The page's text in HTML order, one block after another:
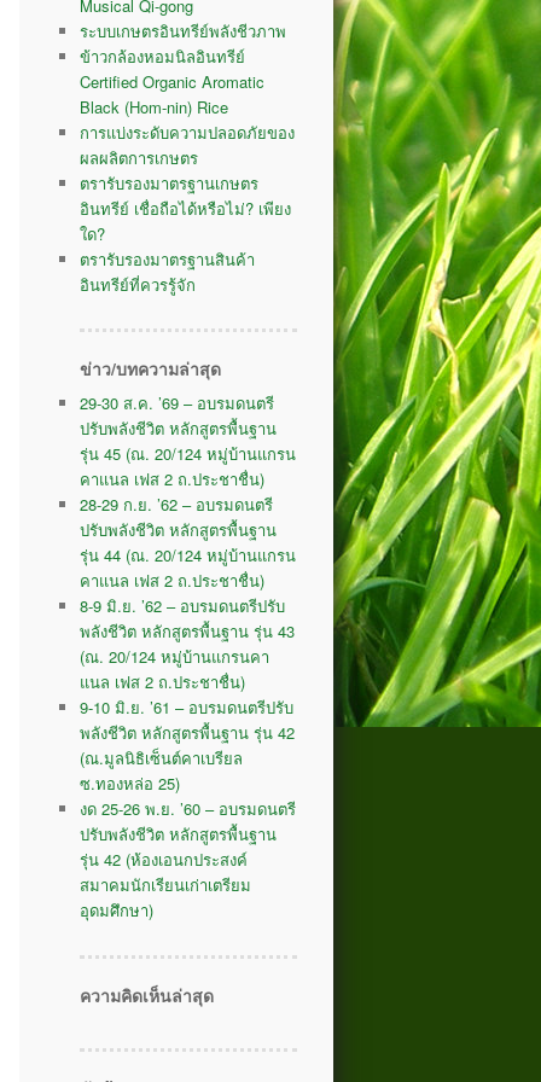
Musical Qi-gong
ระบบเกษตรอินทรีย์พลังชีวภาพ
ข้าวกล้องหอมนิลอินทรีย์
Certified Organic Aromatic
Black (Hom-nin) Rice
การแบ่งระดับความปลอดภัยของ
ผลผลิตการเกษตร
ตรารับรองมาตรฐานเกษตร
อินทรีย์ เชื่อถือได้หรือไม่? เพียง
ใด?
ตรารับรองมาตรฐานสินค้า
อินทรีย์ที่ควรรู้จัก
ข่าว/บทความล่าสุด
29-30 ส.ค. ’69 – อบรมดนตรี
ปรับพลังชีวิต หลักสูตรพื้นฐาน
รุ่น 45 (ณ. 20/124 หมู่บ้านแกรน
คาแนล เฟส 2 ถ.ประชาชื่น)
28-29 ก.ย. ’62 – อบรมดนตรี
ปรับพลังชีวิต หลักสูตรพื้นฐาน
รุ่น 44 (ณ. 20/124 หมู่บ้านแกรน
คาแนล เฟส 2 ถ.ประชาชื่น)
8-9 มิ.ย. ’62 – อบรมดนตรีปรับ
พลังชีวิต หลักสูตรพื้นฐาน รุ่น 43
(ณ. 20/124 หมู่บ้านแกรนคา
แนล เฟส 2 ถ.ประชาชื่น)
9-10 มิ.ย. ’61 – อบรมดนตรีปรับ
พลังชีวิต หลักสูตรพื้นฐาน รุ่น 42
(ณ.มูลนิธิเซ็นต์คาเบรียล
ซ.ทองหล่อ 25)
งด 25-26 พ.ย. ’60 – อบรมดนตรี
ปรับพลังชีวิต หลักสูตรพื้นฐาน
รุ่น 42 (ห้องเอนกประสงค์
สมาคมนักเรียนเก่าเตรียม
อุดมศึกษา)
ความคิดเห็นล่าสุด